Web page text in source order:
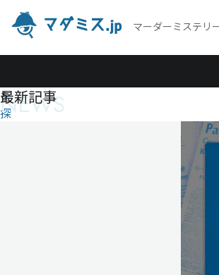
マーダーミステリ
を
探
NEWS
最新記事